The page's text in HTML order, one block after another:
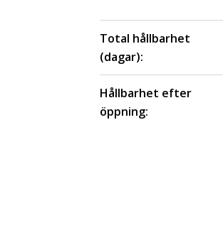
Total hållbarhet
(dagar):
Hållbarhet efter
öppning: